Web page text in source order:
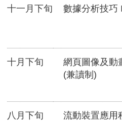
十一月下旬 數據分析技巧
十月下旬
網頁圖像及動
(兼讀制)
八月下旬 流動裝置應用